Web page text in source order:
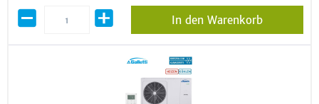
In den Warenkorb